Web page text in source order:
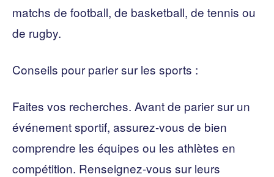
matchs de football, de basketball, de tennis ou
de rugby.
Conseils pour parier sur les sports :
Faites vos recherches. Avant de parier sur un
événement sportif, assurez-vous de bien
comprendre les équipes ou les athlètes en
compétition. Renseignez-vous sur leurs